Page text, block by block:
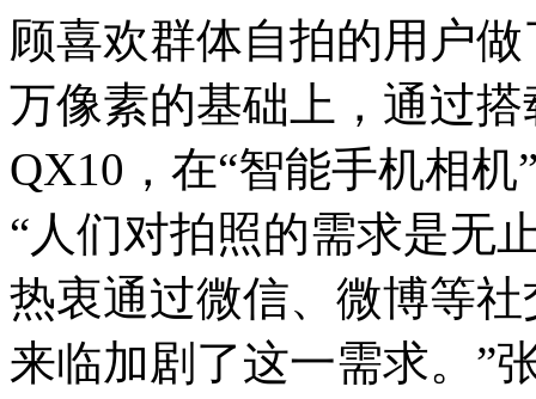
顾喜欢群体自拍的用户
万像素的基础上，通过
QX10，在“智能手机相
“人们对拍照的需求是无
热衷通过微信、微博等
来临加剧了这一需求。”